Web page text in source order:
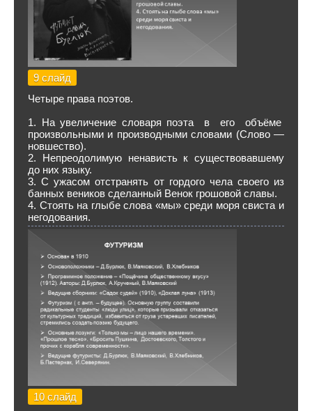
9 слайд
Четыре права поэтов.
1. На увеличение словаря поэта в его объёме
произвольными и производными словами (Слово —
новшество).
2. Непреодолимую ненависть к существовавшему
до них языку.
3. С ужасом отстранять от гордого чела своего из
банных веников сделанный Венок грошовой славы.
4. Стоять на глыбе слова «мы» среди моря свиста и
негодования.
10 слайд